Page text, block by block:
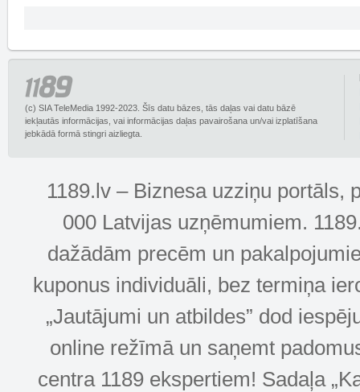
(c) SIA TeleMedia 1992-2023. Šīs datu bāzes, tās daļas vai datu bāzē
iekļautās informācijas, vai informācijas daļas pavairošana un/vai izplatīšana
jebkādā formā stingri aizliegta.
1189.lv – Biznesa uzziņu portāls,
000 Latvijas uzņēmumiem.
dažādām precēm un
kuponus individuāli, bez termiņa
„Jautājumi un atbildes” dod
online režīmā un saņemt
centra 1189 ekspertiem! Sadaļa